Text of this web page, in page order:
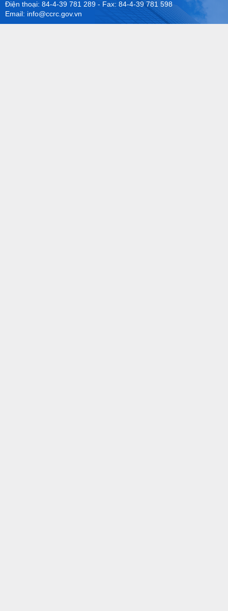
Điện thoại: 84-4-39 781 289 - Fax: 84-4-39 781 598
Email: info@ccrc.gov.vn